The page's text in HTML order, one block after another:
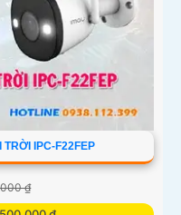
TRỜI IPC-F22FEP
₫